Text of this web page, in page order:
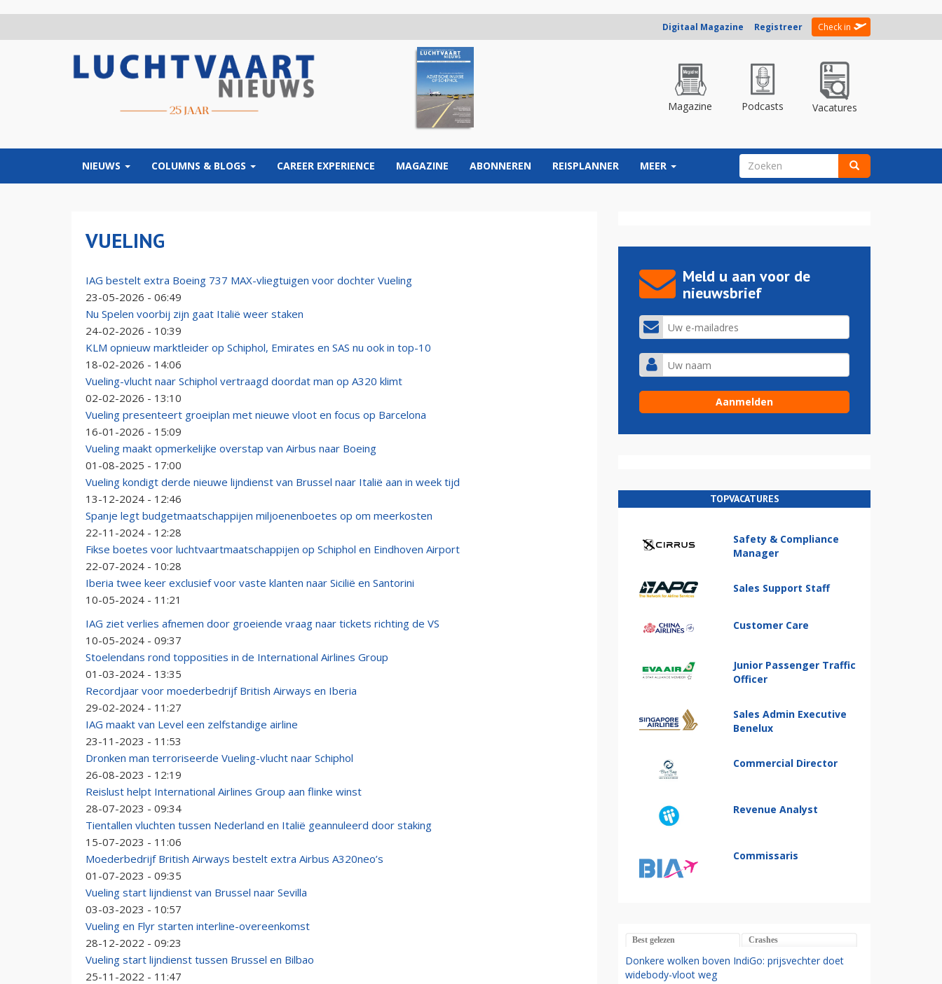
Digitaal Magazine Registreer Check in
Magazine Podcasts Vacatures
NIEUWS COLUMNS & BLOGS CAREER EXPERIENCE MAGAZINE ABONNEREN REISPLANNER MEER ZOEKVELD
VUELING
IAG bestelt extra Boeing 737 MAX-vliegtuigen voor dochter Vueling
23-05-2026 - 06:49
Nu Spelen voorbij zijn gaat Italië weer staken
24-02-2026 - 10:39
KLM opnieuw marktleider op Schiphol, Emirates en SAS nu ook in top-10
18-02-2026 - 14:06
Vueling-vlucht naar Schiphol vertraagd doordat man op A320 klimt
02-02-2026 - 13:10
Vueling presenteert groeiplan met nieuwe vloot en focus op Barcelona
16-01-2026 - 15:09
Vueling maakt opmerkelijke overstap van Airbus naar Boeing
01-08-2025 - 17:00
Vueling kondigt derde nieuwe lijndienst van Brussel naar Italië aan in week tijd
13-12-2024 - 12:46
Spanje legt budgetmaatschappijen miljoenenboetes op om meerkosten
22-11-2024 - 12:28
Fikse boetes voor luchtvaartmaatschappijen op Schiphol en Eindhoven Airport
22-07-2024 - 10:28
Iberia twee keer exclusief voor vaste klanten naar Sicilië en Santorini
10-05-2024 - 11:21
IAG ziet verlies afnemen door groeiende vraag naar tickets richting de VS
10-05-2024 - 09:37
Stoelendans rond topposities in de International Airlines Group
01-03-2024 - 13:35
Recordjaar voor moederbedrijf British Airways en Iberia
29-02-2024 - 11:27
IAG maakt van Level een zelfstandige airline
23-11-2023 - 11:53
Dronken man terroriseerde Vueling-vlucht naar Schiphol
26-08-2023 - 12:19
Reislust helpt International Airlines Group aan flinke winst
28-07-2023 - 09:34
Tientallen vluchten tussen Nederland en Italië geannuleerd door staking
15-07-2023 - 11:06
Moederbedrijf British Airways bestelt extra Airbus A320neo’s
01-07-2023 - 09:35
Vueling start lijndienst van Brussel naar Sevilla
03-03-2023 - 10:57
Vueling en Flyr starten interline-overeenkomst
28-12-2022 - 09:23
Vueling start lijndienst tussen Brussel en Bilbao
25-11-2022 - 11:47
Meld u aan voor de
nieuwsbrief
TOPVACATURES
Safety & Compliance
Manager
Sales Support Staff
Customer Care
Junior Passenger Traffic
Officer
Sales Admin Executive
Benelux
Commercial Director
Revenue Analyst
Commissaris
Best gelezen Crashes
Donkere wolken boven IndiGo: prijsvechter doet
widebody-vloot weg